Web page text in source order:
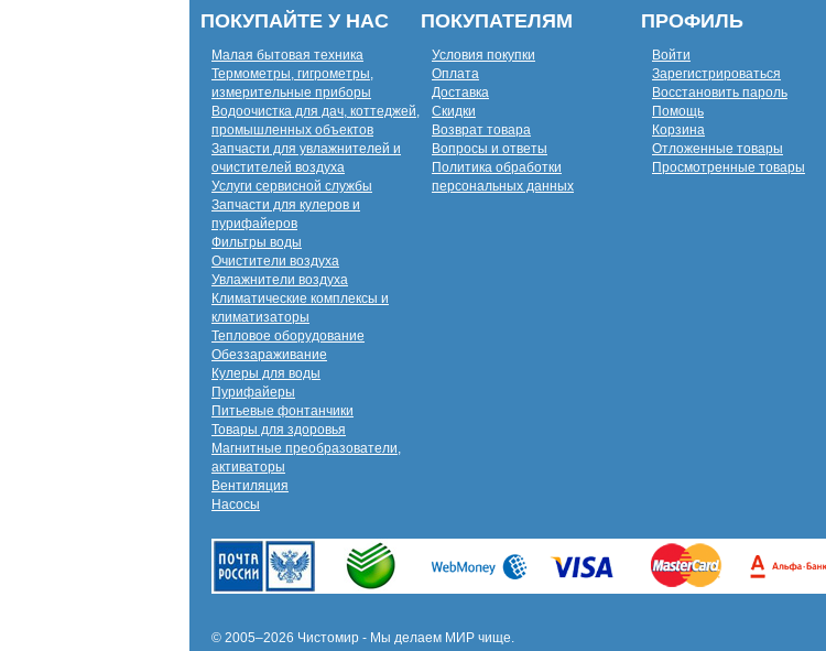
ПОКУПАЙТЕ У НАС
Малая бытовая техника
Термометры, гигрометры,
измерительные приборы
Водоочистка для дач, коттеджей,
промышленных объектов
Запчасти для увлажнителей и
очистителей воздуха
Услуги сервисной службы
Запчасти для кулеров и
пурифайеров
Фильтры воды
Очистители воздуха
Увлажнители воздуха
Климатические комплексы и
климатизаторы
Тепловое оборудование
Обеззараживание
Кулеры для воды
Пурифайеры
Питьевые фонтанчики
Товары для здоровья
Магнитные преобразователи,
активаторы
Вентиляция
Насосы
ПОКУПАТЕЛЯМ
Условия покупки
Оплата
Доставка
Скидки
Возврат товара
Вопросы и ответы
Политика обработки
персональных данных
ПРОФИЛЬ
Войти
Зарегистрироваться
Восстановить пароль
Помощь
Корзина
Отложенные товары
Просмотренные товары
© 2005–2026 Чистомир - Мы делаем МИР чище.